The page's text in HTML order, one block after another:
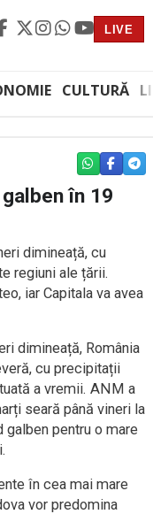
LIVE
CULTURĂ
WHATSAPP
în 19
dimineață, cu
regiuni ale țării.
iar Capitala va avea
dimineață, România
cu precipitații
a vremii. ANM a
seară până vineri la
galben pentru o mare
în cea mai mare
vor predomina